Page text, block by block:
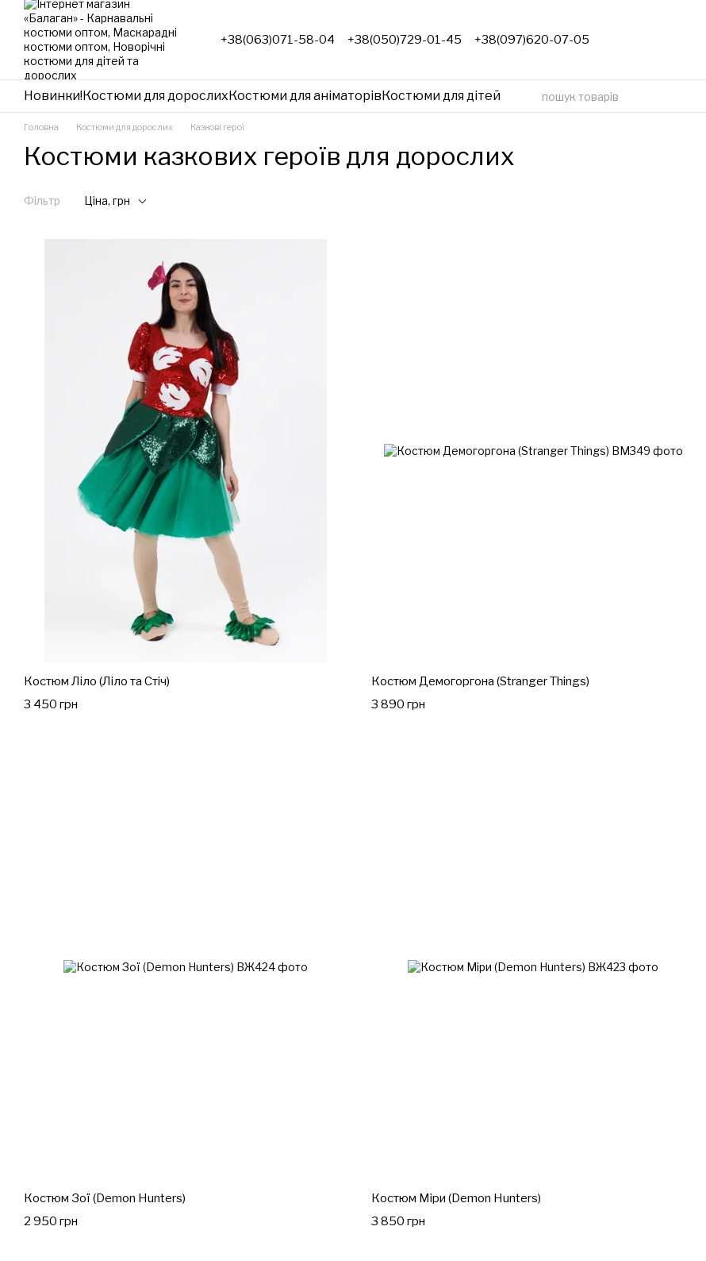
Перейти до основного контенту
+38(063)071-58-04 +38(050)729-01-45 +38(097)620-07-05
Новинки!Костюми для дорослихКостюми для аніматорівКостюми для дітей
Головна Костюми для дорослих Казкові герої
Костюми казкових героїв для дорослих
Фільтр Ціна, грн
Костюм Ліло (Ліло та Стіч)
3 450 грн
Костюм Демогоргона (Stranger Things)
3 890 грн
Костюм Зої (Demon Hunters)
2 950 грн
Костюм Міри (Demon Hunters)
3 850 грн